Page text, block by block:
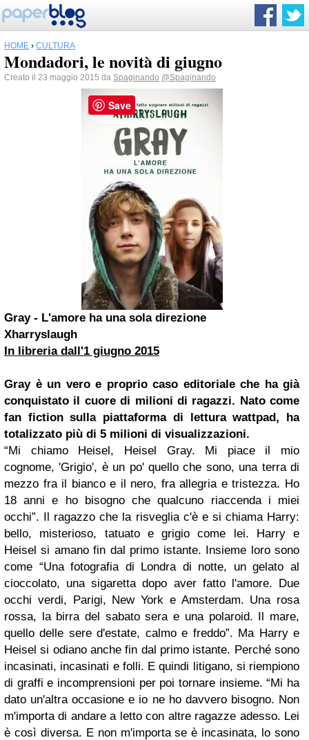
HOME › CULTURA
Mondadori, le novità di giugno
Creato il 23 maggio 2015 da Spaginando @Spaginando
Gray - L'amore ha una sola direzione
Xharryslaugh
In libreria dall'1 giugno 2015
Gray è un vero e proprio caso editoriale che ha già
conquistato il cuore di milioni di ragazzi. Nato come
fan fiction sulla piattaforma di lettura wattpad, ha
totalizzato più di 5 milioni di visualizzazioni.
“Mi chiamo Heisel, Heisel Gray. Mi piace il mio
cognome, 'Grigio', è un po' quello che sono, una terra di
mezzo fra il bianco e il nero, fra allegria e tristezza. Ho
18 anni e ho bisogno che qualcuno riaccenda i miei
occhi”. Il ragazzo che la risveglia c'è e si chiama Harry:
bello, misterioso, tatuato e grigio come lei. Harry e
Heisel si amano fin dal primo istante. Insieme loro sono
come “Una fotografia di Londra di notte, un gelato al
cioccolato, una sigaretta dopo aver fatto l'amore. Due
occhi verdi, Parigi, New York e Amsterdam. Una rosa
rossa, la birra del sabato sera e una polaroid. Il mare,
quello delle sere d'estate, calmo e freddo”. Ma Harry e
Heisel si odiano anche fin dal primo istante. Perché sono
incasinati, incasinati e folli. E quindi litigano, si riempiono
di graffi e incomprensioni per poi tornare insieme. “Mi ha
dato un'altra occasione e io ne ho davvero bisogno. Non
m'importa di andare a letto con altre ragazze adesso. Lei
è così diversa. E non m'importa se è incasinata, lo sono
Save